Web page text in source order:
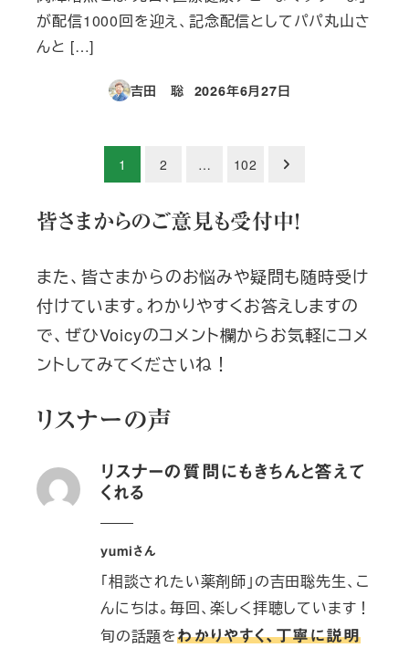
が配信1000回を迎え、記念配信としてパパ丸山さ
んと […]
吉田 聡
投稿日
2026年6月27日
稿
ペ
ー
ジ
送
1 2 … 102
皆さまからのご意見も受付中！
また、皆さまからのお悩みや疑問も随時受け
付けています。わかりやすくお答えしますの
で、ぜひVoicyのコメント欄からお気軽にコメ
ントしてみてくださいね！
リスナーの声
リスナーの質問にもきちんと答えて
くれる
yumiさん
「相談されたい薬剤師」の吉田聡先生、こ
んにちは。毎回、楽しく拝聴しています！
旬の話題をわかりやすく、丁寧に説明